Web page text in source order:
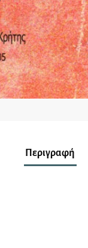
Περιγραφή